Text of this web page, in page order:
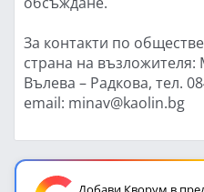
За контакти по
страна на
Вълева – Радкова, тел.
email: minav@kaolin.bg